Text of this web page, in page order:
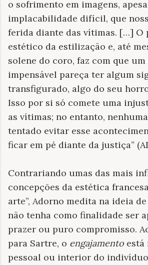
o sofrimento em imagens,
implacabilidade difícil, que
ferida diante das vítimas. […] O
estético da estilização e, até
solene do coro, faz com que
impensável pareça ter algum
transfigurado, algo do seu
Isso por si só comete uma
as vítimas; no entanto,
tentado evitar esse
ficar em pé diante da justiça”
Contrariando umas das mais
concepções da estética
arte”, Adorno medita na ideia
não tenha como finalidade ser
prazer ou puro compromisso.
para Sartre, o engajamento está
pessoal ou interior do